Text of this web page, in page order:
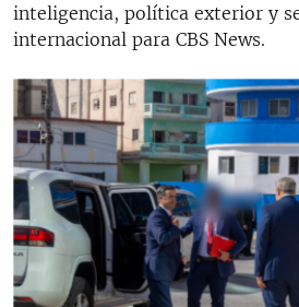
inteligencia, política exterior y
internacional para CBS News.